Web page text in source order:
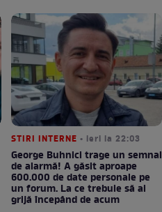
STIRI INTERNE • ieri la 22:03
George Buhnici trage un semnal
de alarmă! A găsit aproape
600.000 de date personale pe
un forum. La ce trebuie să ai
grijă începând de acum